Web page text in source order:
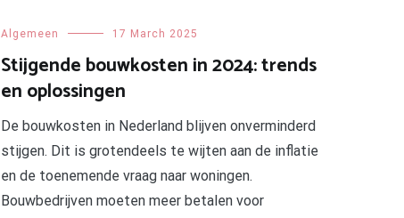
Algemeen 17 March 2025
Stijgende bouwkosten in 2024: trends
en oplossingen
De bouwkosten in Nederland blijven onverminderd
stijgen. Dit is grotendeels te wijten aan de inflatie
en de toenemende vraag naar woningen.
Bouwbedrijven moeten meer betalen voor